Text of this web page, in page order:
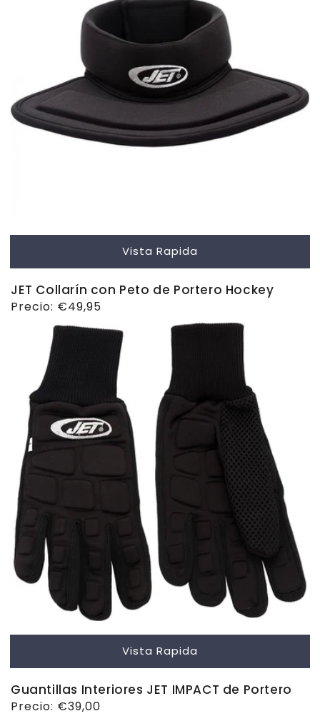
Vista Rapida
JET Collarín con Peto de Portero Hockey
Precio
habitual
Precio: €49,95
Vista Rapida
Guantillas Interiores JET IMPACT de Portero
Precio
Precio: €39,00